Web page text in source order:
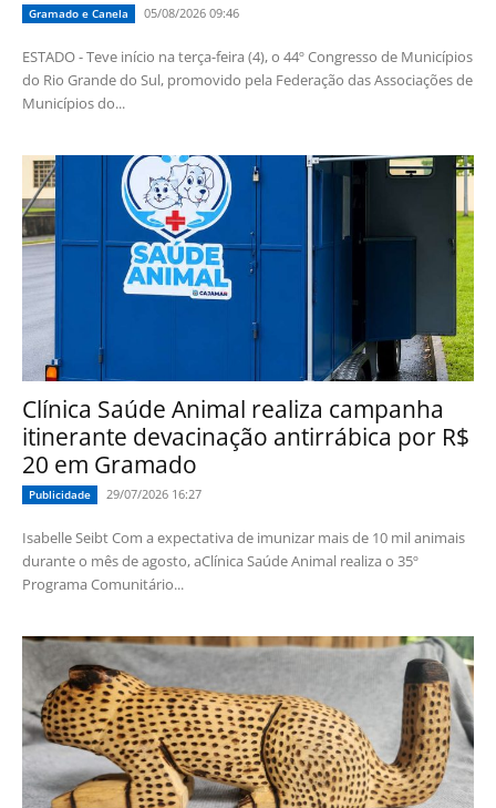
Gramado e Canela 05/08/2026 09:46
ESTADO - Teve início na terça-feira (4), o 44º Congresso de Municípios
do Rio Grande do Sul, promovido pela Federação das Associações de
Municípios do...
Clínica Saúde Animal realiza campanha
itinerante devacinação antirrábica por R$
20 em Gramado
Publicidade 29/07/2026 16:27
Isabelle Seibt Com a expectativa de imunizar mais de 10 mil animais
durante o mês de agosto, aClínica Saúde Animal realiza o 35º
Programa Comunitário...